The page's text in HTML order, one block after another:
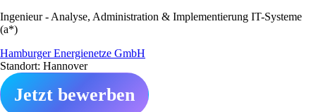
Ingenieur - Analyse, Administration & Implementierung IT-Systeme
(a*)
Hamburger Energienetze GmbH
Standort: Hannover
Jetzt bewerben